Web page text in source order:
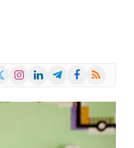
Instagram
LinkedInTelegramFacebook
RSS